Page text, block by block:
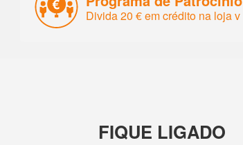
Divida 20 € em crédito na loja v
FIQUE LIGADO